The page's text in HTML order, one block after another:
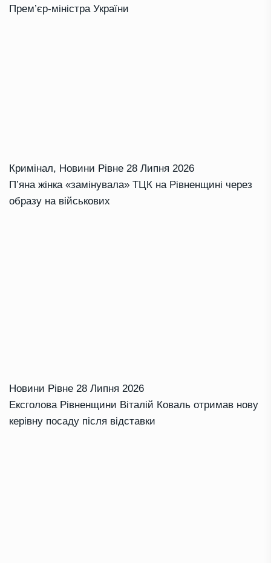
Прем’єр-міністра України
Кримінал, Новини Рівне 28 Липня 2026
П’яна жінка «замінувала» ТЦК на Рівненщині через
образу на військових
Новини Рівне 28 Липня 2026
Ексголова Рівненщини Віталій Коваль отримав нову
керівну посаду після відставки